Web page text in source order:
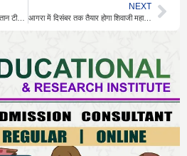
महिला टी20 वर्ल्ड कप के लिए पाकिस्तान टीम का एलान
NEXT
आगरा में दिसंबर तक तैयार होगा शिवाजी महाराज संग्रहालय